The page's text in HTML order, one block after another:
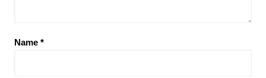
Name *